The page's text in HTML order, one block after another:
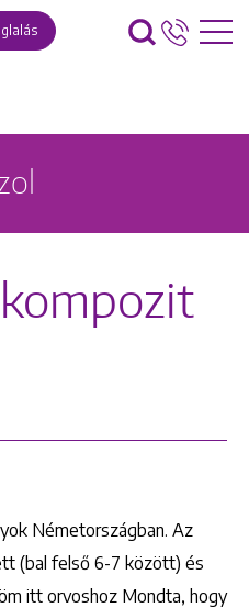
Németországban. Az
(bal felső 6-7 között) és
itt orvoshoz Mondta, hogy